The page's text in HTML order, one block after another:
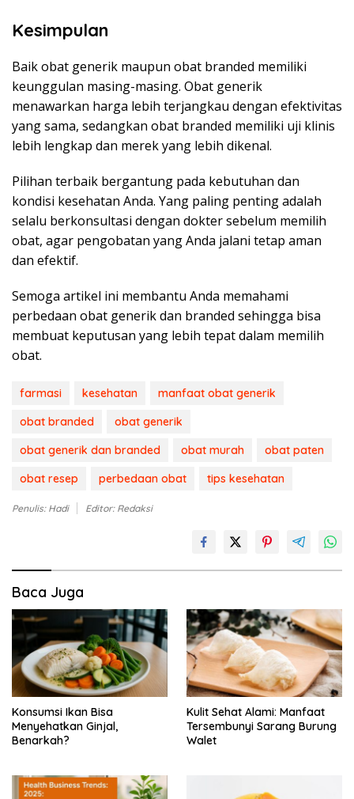
Kesimpulan
Baik obat generik maupun obat branded memiliki
keunggulan masing-masing. Obat generik
menawarkan harga lebih terjangkau dengan efektivitas
yang sama, sedangkan obat branded memiliki uji klinis
lebih lengkap dan merek yang lebih dikenal.
Pilihan terbaik bergantung pada kebutuhan dan
kondisi kesehatan Anda. Yang paling penting adalah
selalu berkonsultasi dengan dokter sebelum memilih
obat, agar pengobatan yang Anda jalani tetap aman
dan efektif.
Semoga artikel ini membantu Anda memahami
perbedaan obat generik dan branded sehingga bisa
membuat keputusan yang lebih tepat dalam memilih
obat.
farmasi kesehatan
manfaat obat generik
obat branded
obat generik
obat generik dan branded
obat murah
obat paten
obat resep
perbedaan obat tips kesehatan
Penulis: Hadi Editor: Redaksi
Baca Juga
Konsumsi Ikan Bisa
Menyehatkan Ginjal,
Benarkah?
Kulit Sehat Alami: Manfaat
Tersembunyi Sarang Burung
Walet